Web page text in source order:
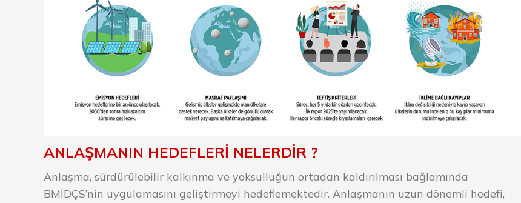
ANLAŞMANIN HEDEFLERİ NELERDİR ?
Anlaşma, sürdürülebilir kalkınma ve yoksulluğun ortadan kaldırılması bağlamında
BMİDÇS’nin uygulamasını geliştirmeyi hedeflemektedir. Anlaşmanın uzun dönemli hedefi,